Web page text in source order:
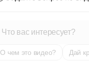
Что вас интересует?
О чем это видео? Дай